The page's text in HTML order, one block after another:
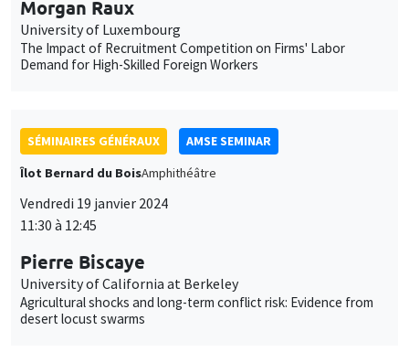
Morgan Raux
University of Luxembourg
The Impact of Recruitment Competition on Firms' Labor
Demand for High-Skilled Foreign Workers
SÉMINAIRES GÉNÉRAUX
AMSE SEMINAR
Îlot Bernard du BoisAmphithéâtre
Vendredi 19 janvier 2024
11:30 à 12:45
Pierre Biscaye
University of California at Berkeley
Agricultural shocks and long-term conflict risk: Evidence from
desert locust swarms